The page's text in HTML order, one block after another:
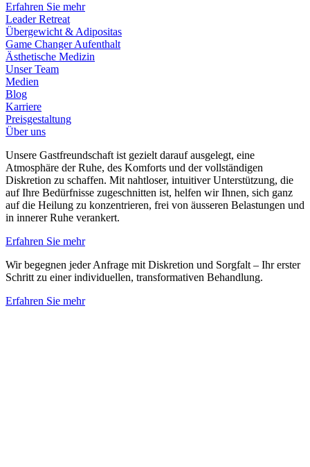
Erfahren Sie mehr
Leader Retreat
Übergewicht & Adipositas
Game Changer Aufenthalt
Ästhetische Medizin
Unser Team
Medien
Blog
Karriere
Preisgestaltung
Über uns
Unsere Gastfreundschaft ist gezielt darauf ausgelegt, eine
Atmosphäre der Ruhe, des Komforts und der vollständigen
Diskretion zu schaffen. Mit nahtloser, intuitiver Unterstützung, die
auf Ihre Bedürfnisse zugeschnitten ist, helfen wir Ihnen, sich ganz
auf die Heilung zu konzentrieren, frei von äusseren Belastungen und
in innerer Ruhe verankert.
Erfahren Sie mehr
Wir begegnen jeder Anfrage mit Diskretion und Sorgfalt – Ihr erster
Schritt zu einer individuellen, transformativen Behandlung.
Erfahren Sie mehr